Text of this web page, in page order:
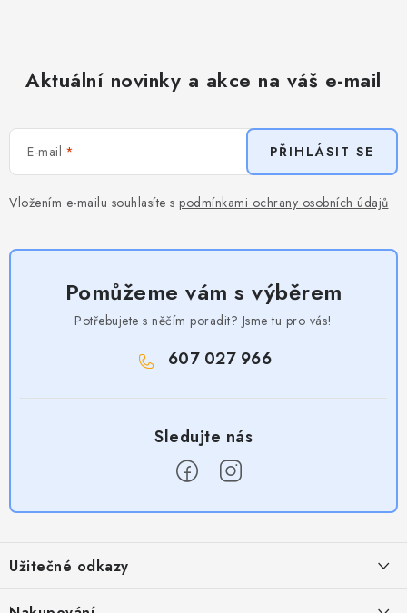
Aktuální novinky a akce na váš e-mail
E-mail
Vložením e-mailu souhlasíte s podmínkami ochrany osobních údajů
PŘIHLÁSIT SE
Pomůžeme vám s výběrem
Potřebujete s něčím poradit? Jsme tu pro vás!
607 027 966
p
a
Užitečné odkazy